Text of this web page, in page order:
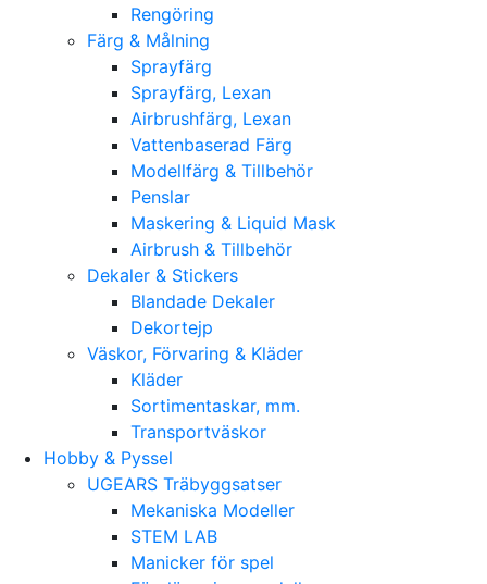
Rengöring
Färg & Målning
Sprayfärg
Sprayfärg, Lexan
Airbrushfärg, Lexan
Vattenbaserad Färg
Modellfärg & Tillbehör
Penslar
Maskering & Liquid Mask
Airbrush & Tillbehör
Dekaler & Stickers
Blandade Dekaler
Dekortejp
Väskor, Förvaring & Kläder
Kläder
Sortimentaskar, mm.
Transportväskor
Hobby & Pyssel
UGEARS Träbyggsatser
Mekaniska Modeller
STEM LAB
Manicker för spel